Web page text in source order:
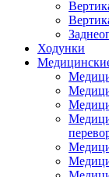
Ходунки